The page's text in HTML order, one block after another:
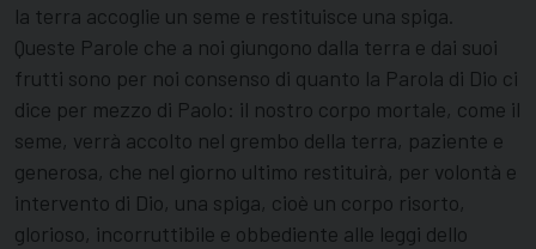
la terra accoglie un seme e restituisce una spiga.
Queste Parole che a noi giungono dalla terra e dai suoi
frutti sono per noi consenso di quanto la Parola di Dio ci
dice per mezzo di Paolo: il nostro corpo mortale, come il
seme, verrà accolto nel grembo della terra, paziente e
generosa, che nel giorno ultimo restituirà, per volontà e
intervento di Dio, una spiga, cioè un corpo risorto,
glorioso, incorruttibile e obbediente alle leggi dello